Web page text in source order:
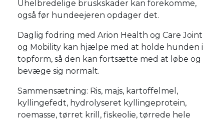
Uhelbredelige bruskskader kan forekomme,
også før hundeejeren opdager det.
Daglig fodring med Arion Health og Care Joint
og Mobility kan hjælpe med at holde hunden i
topform, så den kan fortsætte med at løbe og
bevæge sig normalt.
Sammensætning: Ris, majs, kartoffelmel,
kyllingefedt, hydrolyseret kyllingeprotein,
roemasse, tørret krill, fiskeolie, tørrede hele